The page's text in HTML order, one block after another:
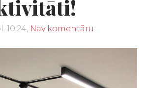
10:24, Nav komentāru